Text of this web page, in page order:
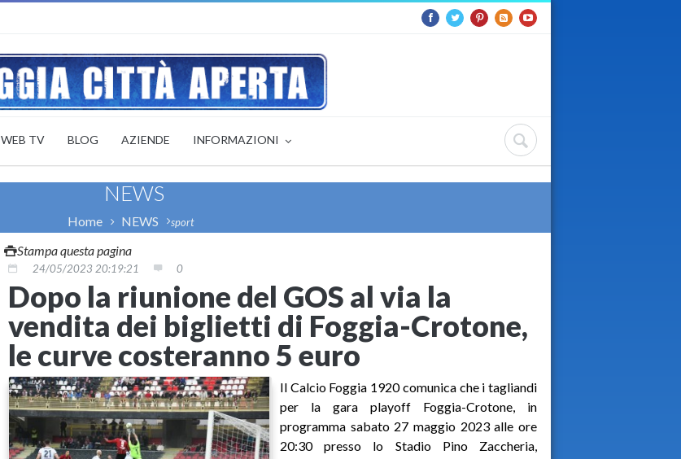
WEB TV BLOG AZIENDE INFORMAZIONI
NEWS
Home NEWS sport
Stampa questa pagina
24/05/2023 20:19:21 0
Dopo la riunione del GOS al via la
vendita dei biglietti di Foggia-Crotone,
le curve costeranno 5 euro
Il Calcio Foggia 1920 comunica che i tagliandi
per la gara playoff Foggia-Crotone, in
programma sabato 27 maggio 2023 alle ore
20:30 presso lo Stadio Pino Zaccheria,